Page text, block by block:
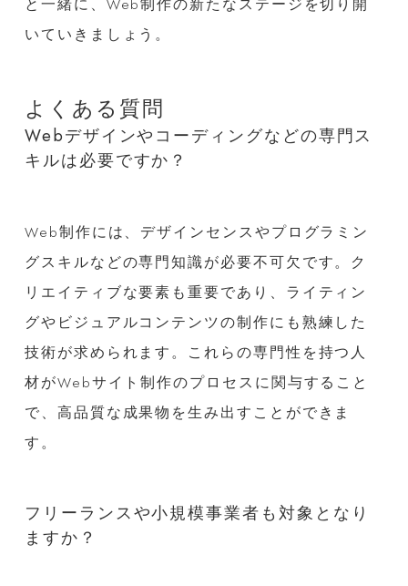
いていきましょう。
よくある質問
Webデザインやコーディングなどの専門ス
キルは必要ですか？
Web制作には、デザインセンスやプログラミン
グスキルなどの専門知識が必要不可欠です。ク
リエイティブな要素も重要であり、ライティン
グやビジュアルコンテンツの制作にも熟練した
技術が求められます。これらの専門性を持つ人
材がWebサイト制作のプロセスに関与すること
で、高品質な成果物を生み出すことができま
す。
フリーランスや小規模事業者も対象となり
ますか？